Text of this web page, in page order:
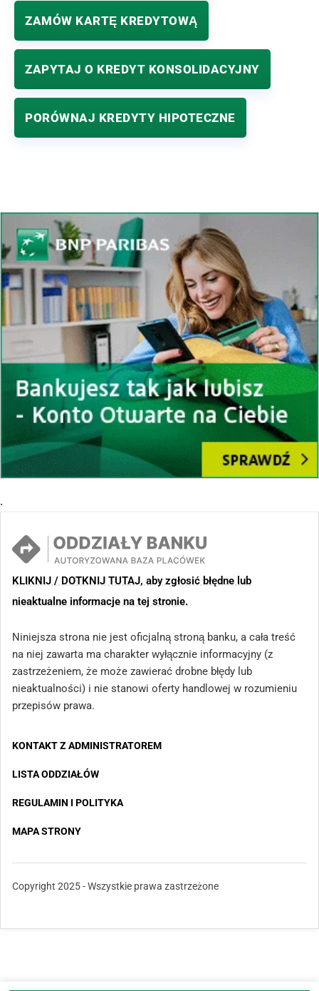
ZAMÓW KARTĘ KREDYTOWĄ
ZAPYTAJ O KREDYT KONSOLIDACYJNY
PORÓWNAJ KREDYTY HIPOTECZNE
.
KLIKNIJ / DOTKNIJ TUTAJ, aby zgłosić błędne lub
nieaktualne informacje na tej stronie.
Niniejsza strona nie jest oficjalną stroną banku, a cała treść
na niej zawarta ma charakter wyłącznie informacyjny (z
zastrzeżeniem, że może zawierać drobne błędy lub
nieaktualności) i nie stanowi oferty handlowej w rozumieniu
przepisów prawa.
KONTAKT Z ADMINISTRATOREM
LISTA ODDZIAŁÓW
REGULAMIN I POLITYKA
MAPA STRONY
Copyright 2025 - Wszystkie prawa zastrzeżone